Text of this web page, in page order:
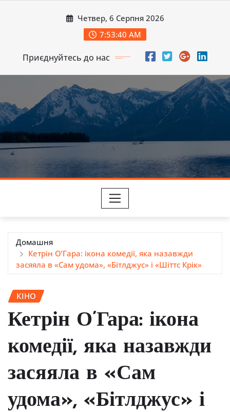
Четвер, 6 Серпня 2026
7:53:41 AM
Приєднуйтесь до нас
Домашня
Кетрін О’Гара: ікона комедії, яка назавжди
засяяла в «Сам удома», «Бітлджус» і «Шіттс Крік»
КІНО
Кетрін О’Гара: ікона
комедії, яка назавжди
засяяла в «Сам
удома», «Бітлджус» і